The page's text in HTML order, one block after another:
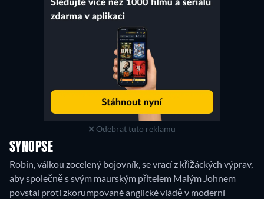
Odebrat tuto reklamu
SYNOPSE
Robin, válkou zocelený bojovník, se vrací z křižáckých výprav,
aby společně s svým maurským přítelem Malým Johnem
povstal proti zkorumpované anglické vládě v moderní